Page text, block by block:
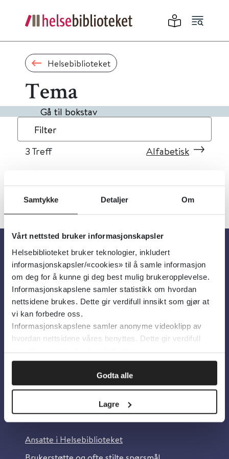
Samtykke Detaljer Om
Vårt nettsted bruker informasjonskapsler
Helsebiblioteket bruker teknologier, inkludert
informasjonskapsler/«cookies» til å samle informasjon
om deg for å kunne gi deg best mulig brukeropplevelse.
Informasjonskapslene samler statistikk om hvordan
nettsidene brukes. Dette gir verdifull innsikt som gjør at
vi kan forbedre oss.
Informasjonskapslene samler anonyme videoklipp av
hvordan nettsidene våres benyttes. Dette gir verdifull
innsikt som gjør at vi kan forbedre oss.
Godta alle
Lagre
Helsebiblioteket
Tema
Gå til bokstav
Filter
3 Treff Alfabetisk
Om oss
Om Helsebiblioteket
Personvern og informasjonskapsler
Tilgjengelighetserklæring
Information in English
Ansatte i Helsebiblioteket